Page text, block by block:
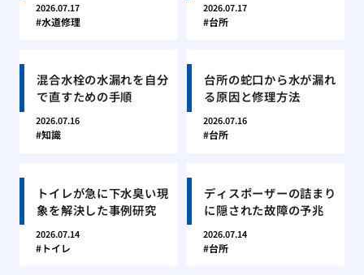
2026.07.17
水道修理
2026.07.17
台所
混合水栓の水漏れを自分
で直すための手順
2026.07.16
知識
台所の蛇口から水が漏れ
る原因と修理方法
2026.07.16
台所
トイレが急に下水臭い現
象を解決した事例研究
2026.07.14
トイレ
ディスポーザーの詰まり
に隠された故障の予兆
2026.07.14
台所